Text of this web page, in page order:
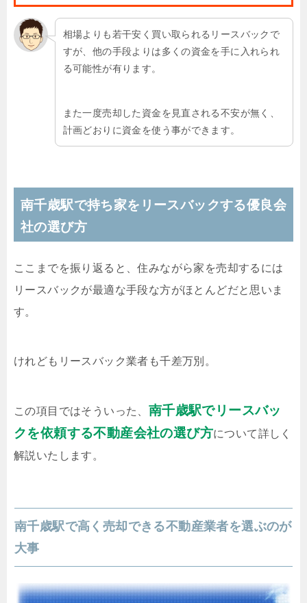
相場よりも若干安く買い取られるリースバックで
すが、他の手段よりは多くの資金を手に入れられ
る可能性が有ります。
また一度売却した資金を見直される不安が無く、
計画どおりに資金を使う事ができます。
南千歳駅で持ち家をリースバックする優良会
社の選び方
ここまでを振り返ると、住みながら家を売却するには
リースバックが最適な手段な方がほとんどだと思いま
す。
けれどもリースバック業者も千差万別。
この項目ではそういった、 南千歳駅でリースバッ
クを依頼する不動産会社の選び方について詳しく
解説いたします。
南千歳駅で高く売却できる不動産業者を選ぶのが
大事